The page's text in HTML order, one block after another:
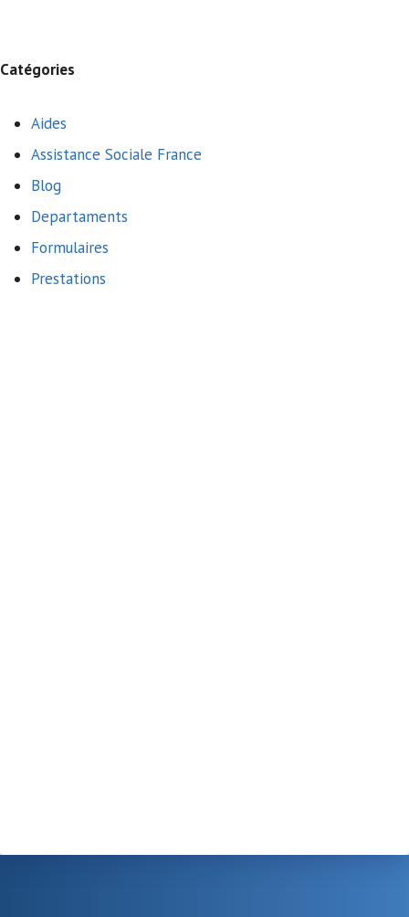
Catégories
Aides
Assistance Sociale France
Blog
Departaments
Formulaires
Prestations